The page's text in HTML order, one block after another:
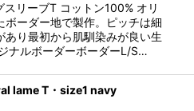
スリーブT コットン100% オリ
ボーダー地で製作。ピッチは細
あり最初から肌馴染みが良い生
ナルボーダーボーダーL/S…
lame T・size1 navy